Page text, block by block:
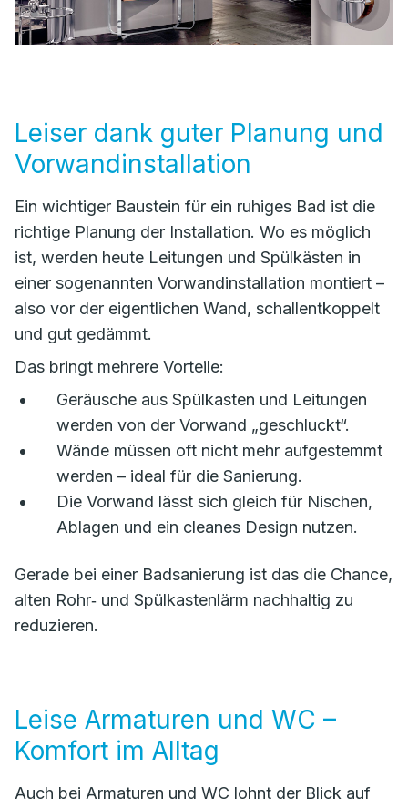
Leiser dank guter Planung und
Vorwandinstallation
Ein wichtiger Baustein für ein ruhiges Bad ist die
richtige Planung der Installation. Wo es möglich
ist, werden heute Leitungen und Spülkästen in
einer sogenannten Vorwandinstallation montiert –
also vor der eigentlichen Wand, schallentkoppelt
und gut gedämmt.
Das bringt mehrere Vorteile:
Geräusche aus Spülkasten und Leitungen
werden von der Vorwand „geschluckt“.
Wände müssen oft nicht mehr aufgestemmt
werden – ideal für die Sanierung.
Die Vorwand lässt sich gleich für Nischen,
Ablagen und ein cleanes Design nutzen.
Gerade bei einer Badsanierung ist das die Chance,
alten Rohr‑ und Spülkastenlärm nachhaltig zu
reduzieren.
Leise Armaturen und WC –
Komfort im Alltag
Auch bei Armaturen und WC lohnt der Blick auf